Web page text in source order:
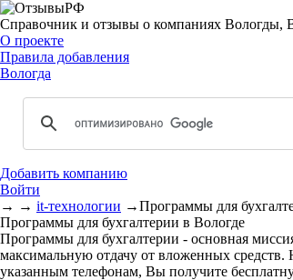
Справочник и отзывы о компаниях Вологды,
О проекте
Правила добавления
Вологда
Добавить компанию
Войти
→ → it-технологии →Программы для
Программы для бухгалтерии в Вологде
Программы для бухгалтерии - основная
максимальную отдачу от вложенных
указанным телефонам, Вы получите